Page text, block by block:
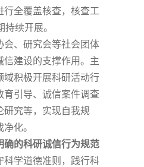
行全覆盖核查，核查工
续开展。
、研究会等社会团体
信建设的支撑作用。主
域积极开展科研活动行
育引导、诚信案件调查
研究等，实现自我规
化。
的科研诚信行为规范
学道德准则，践行科